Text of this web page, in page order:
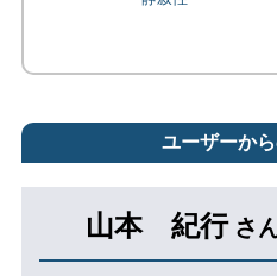
ユーザーか
山本 紀行 さ